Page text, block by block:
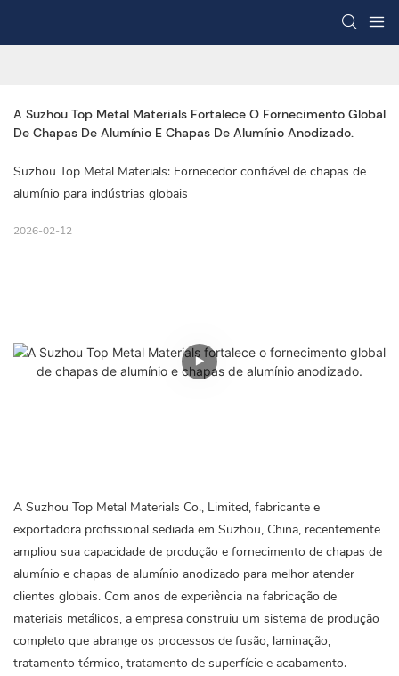
A Suzhou Top Metal Materials Fortalece O Fornecimento Global
De Chapas De Alumínio E Chapas De Alumínio Anodizado.
Suzhou Top Metal Materials: Fornecedor confiável de chapas de
alumínio para indústrias globais
2026-02-12
A Suzhou Top Metal Materials Co., Limited, fabricante e
exportadora profissional sediada em Suzhou, China, recentemente
ampliou sua capacidade de produção e fornecimento de chapas de
alumínio e chapas de alumínio anodizado para melhor atender
clientes globais. Com anos de experiência na fabricação de
materiais metálicos, a empresa construiu um sistema de produção
completo que abrange os processos de fusão, laminação,
tratamento térmico, tratamento de superfície e acabamento.